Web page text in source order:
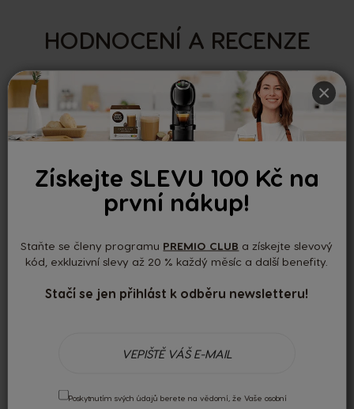
×
Získejte SLEVU 100 Kč na
první nákup!
Staňte se členy programu PREMIO CLUB a získejte slevový
kód, exkluzivní slevy až 20 % každý měsíc a další benefity.
Stačí se jen přihlást k odběru newsletteru!
Poskytnutím svých údajů berete na vědomí, že Vaše osobní
HODNOCENÍ A RECENZE
0.00
Nedávné recenze
Žádné recenze
Recenzi mohou psát pouze registrovaní uživatelé.
vytvořte účet.